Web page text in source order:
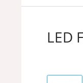
LED